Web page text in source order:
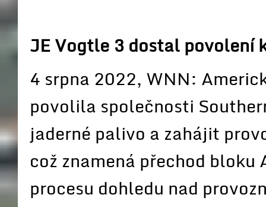
JE Vogtle 3 dostal povolení
4 srpna 2022, WNN:
povolila společnosti
jaderné palivo a zahájit
což znamená přechod
procesu dohledu nad